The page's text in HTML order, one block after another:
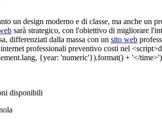
un design moderno e di classe, ma anche un
sarà strategico, con l'obiettivo di migliorare
differenziati dalla massa con un sito web
disponibili